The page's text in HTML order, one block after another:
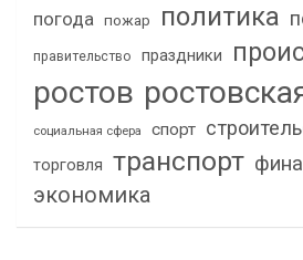
погода пожар политика
правительство праздники
ростов
социальная сфера спорт
торговля транспорт
экономика